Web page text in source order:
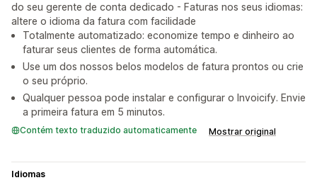
do seu gerente de conta dedicado - Faturas nos seus idiomas:
altere o idioma da fatura com facilidade
Totalmente automatizado: economize tempo e dinheiro ao
faturar seus clientes de forma automática.
Use um dos nossos belos modelos de fatura prontos ou crie
o seu próprio.
Qualquer pessoa pode instalar e configurar o Invoicify. Envie
a primeira fatura em 5 minutos.
Contém texto traduzido automaticamente Mostrar original
Idiomas